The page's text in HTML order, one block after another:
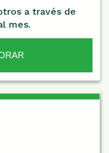
a través de
mes.